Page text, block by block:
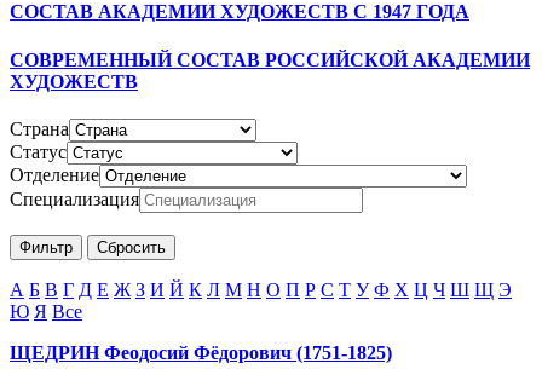
СОСТАВ АКАДЕМИИ ХУДОЖЕСТВ С 1947 ГОДА
СОВРЕМЕННЫЙ СОСТАВ РОССИЙСКОЙ АКАДЕМИИ
ХУДОЖЕСТВ
Страна
Статус
Отделение
Специализация
А Б В Г Д Е Ж З И Й К Л М Н О П Р С Т У Ф Х Ц Ч Ш Щ Э
Ю Я Все
ЩЕДРИН Феодосий Фёдорович (1751-1825)